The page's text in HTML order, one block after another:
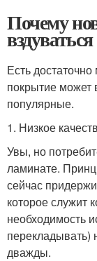
Почему
Есть
покрытие может
популярные.
1. Низкое
Увы, но
ламинате.
сейчас
которое служит
необходимость
перекладывать)
дважды.